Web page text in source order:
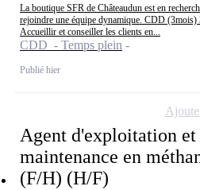
La boutique SFR de Châteaudun est en
rejoindre une équipe dynamique. CDD (3mois)
Accueillir et conseiller les clients en...
CDD - Temps plein
Publié hier
Agent d'exploitation et
maintenance en
(F/H) (H/F)